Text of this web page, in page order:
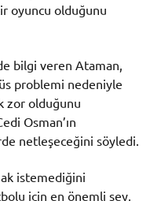
oyuncu olduğunu
bilgi veren Ataman,
problemi nedeniyle
zor olduğunu
Osman’ın
netleşeceğini söyledi.
istemediğini
için en önemli şey,